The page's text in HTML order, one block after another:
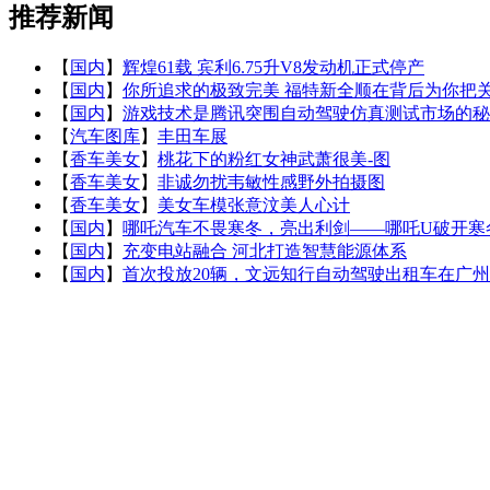
推荐新闻
【 国内 】 辉煌61载 宾利6.75升V8发动机正式停产
【 国内 】 你所追求的极致完美 福特新全顺在背后为你把
【 国内 】 游戏技术是腾讯突围自动驾驶仿真测试市场的
【汽车图库】 丰田车展
【香车美女】 桃花下的粉红女神武萧很美-图
【香车美女】 非诚勿扰韦敏性感野外拍摄图
【香车美女】 美女车模张意汶美人心计
【 国内 】 哪吒汽车不畏寒冬，亮出利剑——哪吒U破开寒
【 国内 】 充变电站融合 河北打造智慧能源体系
【 国内 】 首次投放20辆，文远知行自动驾驶出租车在广